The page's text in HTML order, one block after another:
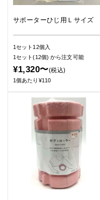
サポーターひじ用Ｌサイズ
1セット12個入
1セット(12個)から注文可能
¥1,320〜(税込)
1個あたり¥110